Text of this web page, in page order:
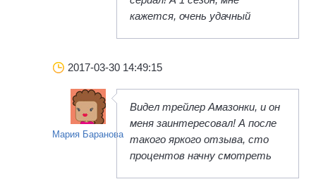
кажется, очень удачный
2017-03-30 14:49:15
Мария Баранова
Видел трейлер Амазонки, и он
меня заинтересовал! А после
такого яркого отзыва, сто
процентов начну смотреть